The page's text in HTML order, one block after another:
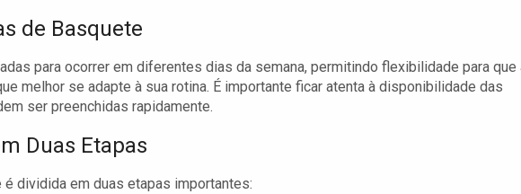
de Basquete
para ocorrer em diferentes dias da semana, permitindo flexibilidade para que
melhor se adapte à sua rotina. É importante ficar atenta à disponibilidade das
ser preenchidas rapidamente.
Duas Etapas
dividida em duas etapas importantes: